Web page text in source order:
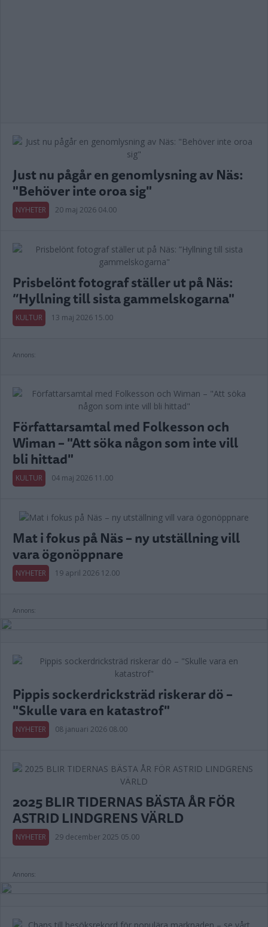
Just nu pågår en genomlysning av Näs:
"Behöver inte oroa sig"
NYHETER 20 maj 2026 04.00
Prisbelönt fotograf ställer ut på Näs:
”Hyllning till sista gammelskogarna"
KULTUR 13 maj 2026 15.00
Annons:
Författarsamtal med Folkesson och
Wiman – "Att söka någon som inte vill
bli hittad"
KULTUR 04 maj 2026 11.00
Mat i fokus på Näs – ny utställning vill
vara ögonöppnare
NYHETER 19 april 2026 12.00
Annons:
Pippis sockerdricksträd riskerar dö –
"Skulle vara en katastrof"
NYHETER 08 januari 2026 08.00
2025 BLIR TIDERNAS BÄSTA ÅR FÖR
ASTRID LINDGRENS VÄRLD
NYHETER 29 december 2025 05.00
Annons: